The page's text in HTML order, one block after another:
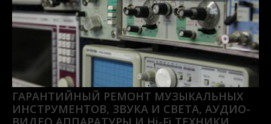
ГАРАНТИЙНЫЙ РЕМОНТ МУЗЫКАЛЬНЫХ
ИНСТРУМЕНТОВ, ЗВУКА И СВЕТА, АУДИО-